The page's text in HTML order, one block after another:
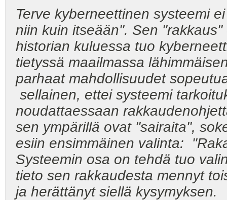
Terve kyberneettinen systeemi
niin kuin itseään". Sen
historian kuluessa tuo
tietyssä maailmassa
parhaat mahdollisuudet
sellainen, ettei systeemi
noudattaessaan
sen ympärillä ovat "sairaita",
esiin ensimmäinen valinta:
Systeemin osa on tehdä tuo
tieto sen rakkaudesta mennyt
ja herättänyt siellä kysymyksen.